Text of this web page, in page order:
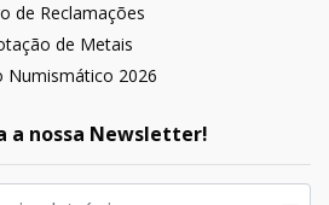
de Reclamações
de Metais
Numismático 2026
a nossa Newsletter!